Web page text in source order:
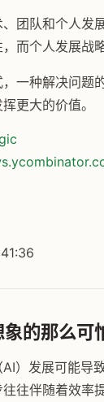
团队和个人发
而个人发展战
一种解决问题
更大的价值。
的那么可
）发展可能导
往伴随着效率